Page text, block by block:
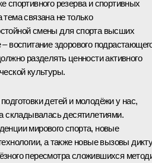
спортивного резерва и спортивных
связана не только
смены для спорта высших
воспитание здорового
разделять ценности активного
культуры.
детей и молодёжи у нас,
складывалась десятилетиями.
мирового спорта, новые
а также новые вызовы
пересмотра сложившихся